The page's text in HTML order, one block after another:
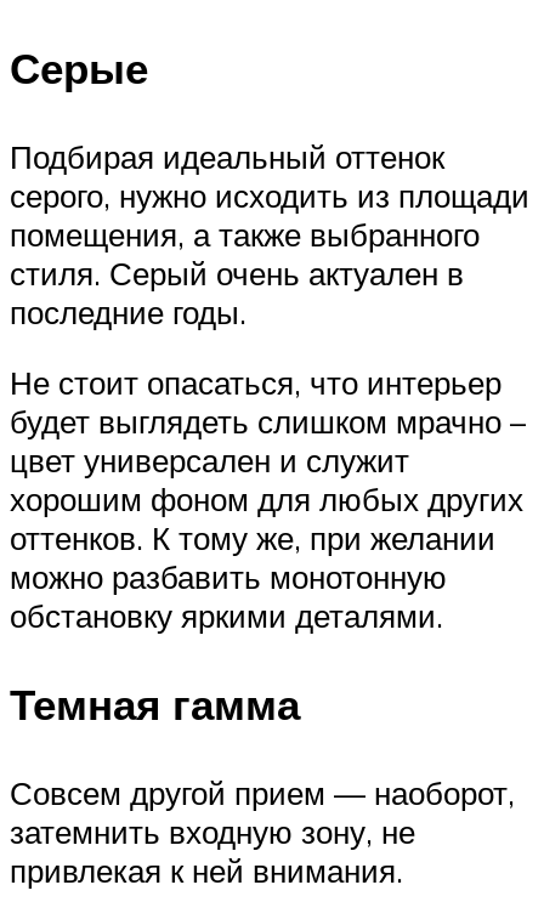
Серые
Подбирая идеальный оттенок
серого, нужно исходить из площади
помещения, а также выбранного
стиля. Серый очень актуален в
последние годы.
Не стоит опасаться, что интерьер
будет выглядеть слишком мрачно –
цвет универсален и служит
хорошим фоном для любых других
оттенков. К тому же, при желании
можно разбавить монотонную
обстановку яркими деталями.
Темная гамма
Совсем другой прием — наоборот,
затемнить входную зону, не
привлекая к ней внимания.